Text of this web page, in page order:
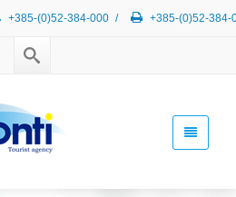
+385-(0)52-384-000 / +385-(0)52-